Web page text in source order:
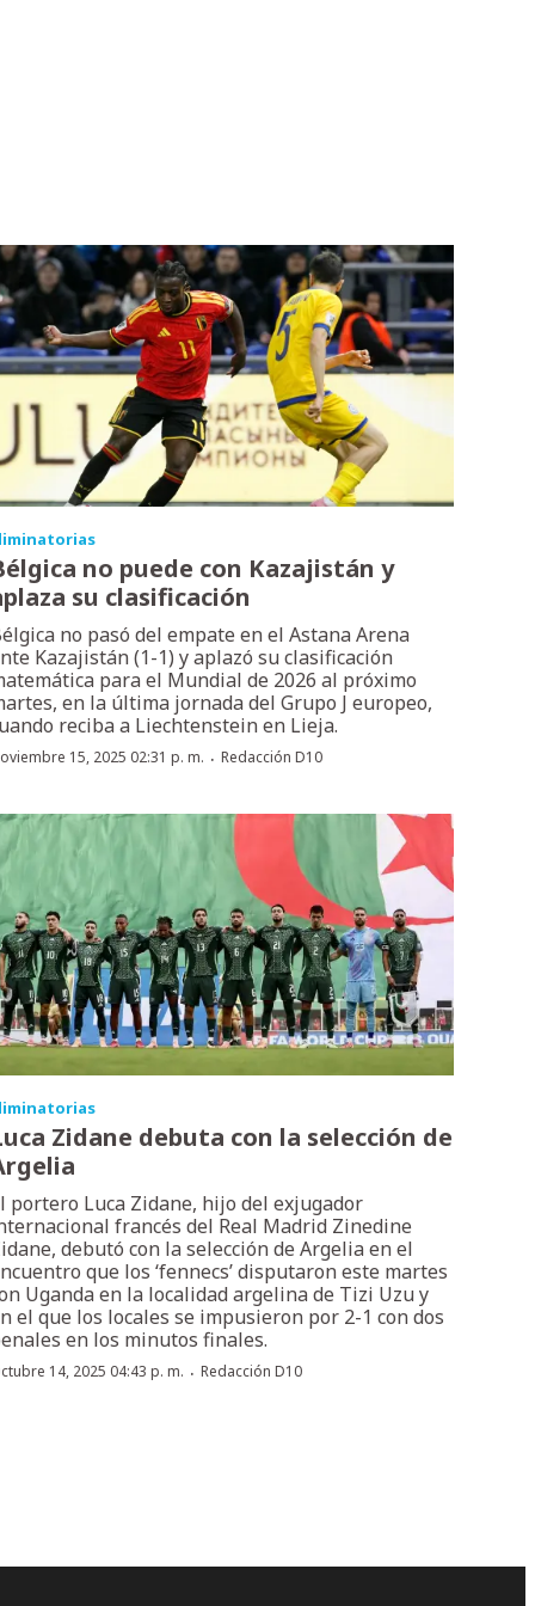
no puede con Kazajistán y
su clasificación
no pasó del empate en el Astana Arena
Kazajistán (1-1) y aplazó su clasificación
para el Mundial de 2026 al próximo
en la última jornada del Grupo J europeo,
reciba a Liechtenstein en Lieja.
15, 2025 02:31 p. m. · Redacción D10
Zidane debuta con la selección de
portero Luca Zidane, hijo del exjugador
francés del Real Madrid Zinedine
debutó con la selección de Argelia en el
que los ‘fennecs’ disputaron este martes
Uganda en la localidad argelina de Tizi Uzu y
el que los locales se impusieron por 2-1 con dos
en los minutos finales.
14, 2025 04:43 p. m. · Redacción D10